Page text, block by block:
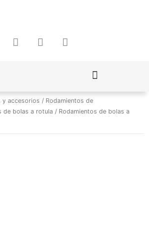
F
a
o
k
I
n
r
a
W
h
p
p
y accesorios / Rodamientos de
de bolas a rotula / Rodamientos de bolas a